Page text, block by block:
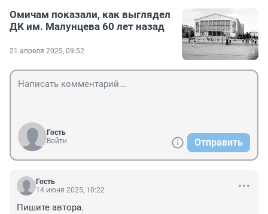
Омичам показали, как выглядел
ДК им. Малунцева 60 лет назад
21 апреля 2025, 09:52
Гость
Войти
Отправить
Гость
14 июня 2025, 10:22
Пишите автора.